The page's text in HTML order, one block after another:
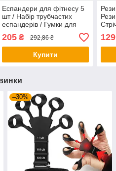
Еспандери для фітнесу 5
шт / Набір трубчастих
еспандерів / Гумки для
205₴ 292,86 ₴
Купити
129
–30%